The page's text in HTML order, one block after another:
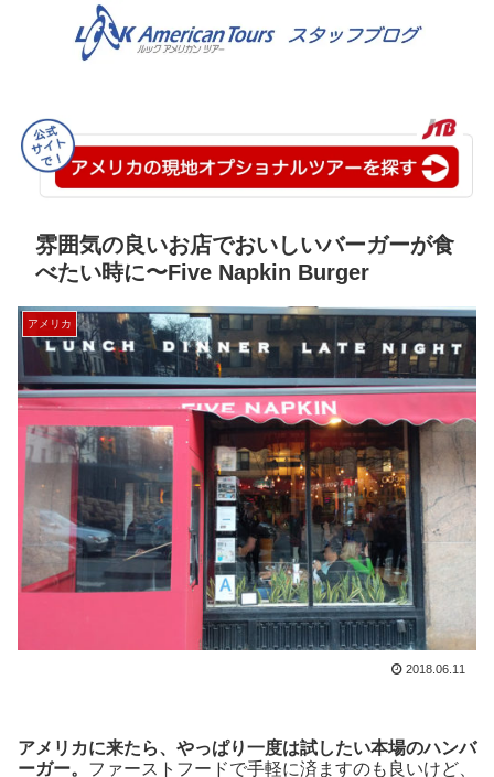
雰囲気の良いお店でおいしいバーガーが食
べたい時に〜Five Napkin Burger
アメリカ
2018.06.11
アメリカに来たら、やっぱり一度は試したい本場のハンバ
ーガー。 ファーストフードで手軽に済ますのも良いけど、